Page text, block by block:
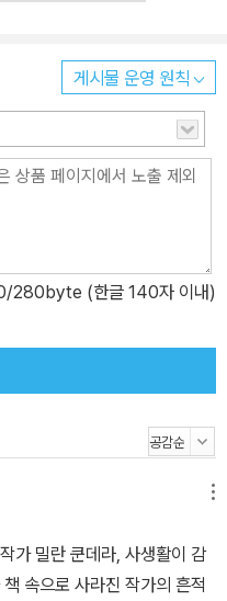
시각으로 파헤치는 게 아니
않고 사는 이유를 대신 설명
아갈수록, 내밀한 것의 유출
그의 의식에 깊이 공감하기
벼움》이었을 것으로 본다. 체
에서 번역본이 나온 소설 《농
라에게 프랑스로 옮겨올 것
사를 비롯한 작가그룹, 문화
긍지가 높은 고위층들이 수
한편으로 그들이 만들어 준 아
랑스에
의 가벼움》이 큰 성공을 거
리에서도 사람들이 그를 붙
람들을 거부해야 할 지경에
게시물 운영 원칙
/280byte (한글 140자 이내)
가 밀란 쿤데라, 사생활이 감
속으로 사라진 작가의 흔적